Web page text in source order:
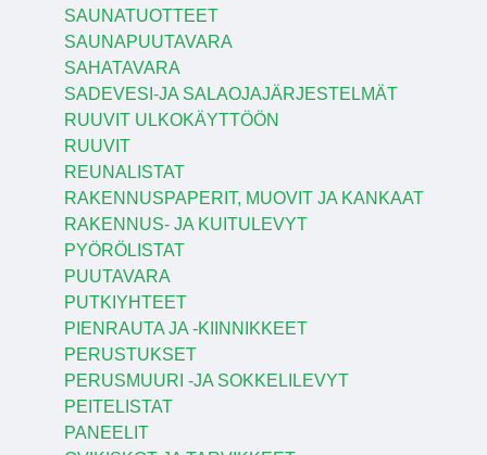
SAUNATUOTTEET
SAUNAPUUTAVARA
SAHATAVARA
SADEVESI-JA SALAOJAJÄRJESTELMÄT
RUUVIT ULKOKÄYTTÖÖN
RUUVIT
REUNALISTAT
RAKENNUSPAPERIT, MUOVIT JA KANKAAT
RAKENNUS- JA KUITULEVYT
PYÖRÖLISTAT
PUUTAVARA
PUTKIYHTEET
PIENRAUTA JA -KIINNIKKEET
PERUSTUKSET
PERUSMUURI -JA SOKKELILEVYT
PEITELISTAT
PANEELIT